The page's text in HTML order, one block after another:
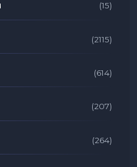
(15)
(2115)
(614)
(207)
(264)